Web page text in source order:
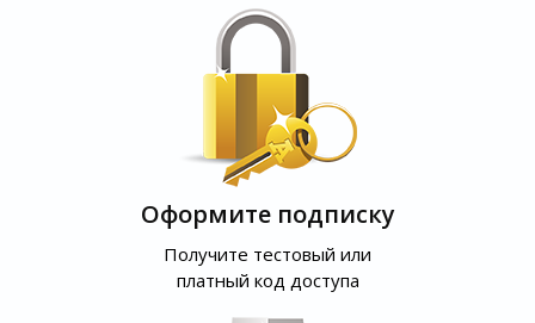
Оформите подписку
Получите тестовый или
платный код доступа